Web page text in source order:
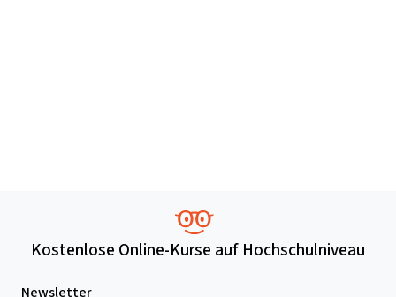
Kostenlose Online-Kurse auf Hochschulniveau
Newsletter